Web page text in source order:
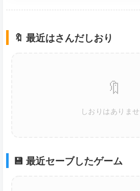
🔖 最近はさんだしおり
🔖
しおりはありま
💾 最近セーブしたゲーム